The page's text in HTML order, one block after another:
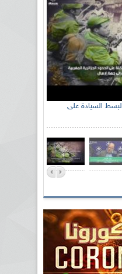
الإذاعة الجزائرية تحي الذكرى 59 لبسط السيادة على